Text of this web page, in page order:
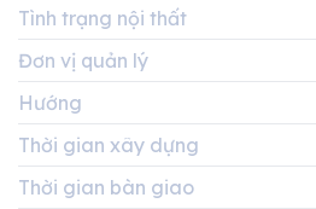
Tình trạng nội thất
Đơn vị quản lý
Hướng
Thời gian xây dựng
Thời gian bàn giao